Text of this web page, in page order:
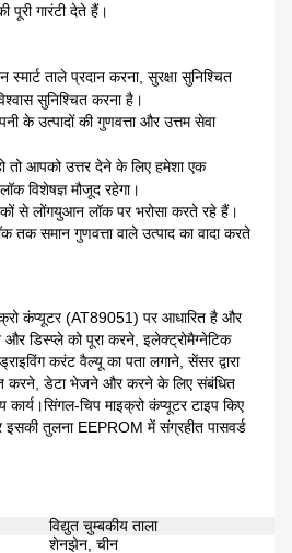
पूरी गारंटी देते हैं।
ताले प्रदान करना, सुरक्षा सुनिश्चित
सुनिश्चित करना है।
के उत्पादों की गुणवत्ता और उत्तम सेवा
तो आपको उत्तर देने के लिए हमेशा एक
विशेषज्ञ मौजूद रहेगा।
से लोंगयुआन लॉक पर भरोसा करते रहे हैं।
समान गुणवत्ता वाले उत्पाद का वादा करते
कंप्यूटर (AT89051) पर आधारित है और
और डिस्प्ले को पूरा करने, इलेक्ट्रोमैग्नेटिक
करंट वैल्यू का पता लगाने, सेंसर द्वारा
करने, डेटा भेजने और करने के लिए संबंधित
चिप माइक्रो कंप्यूटर टाइप किए
इसकी तुलना EEPROM में संग्रहीत पासवर्ड
विद्युत चुम्बकीय ताला
शेनझेन, चीन